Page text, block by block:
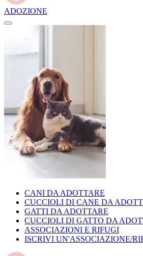
ADOZIONE
CANI DA ADOTTARE
CUCCIOLI DI CANE DA
GATTI DA ADOTTARE
CUCCIOLI DI GATTO DA
ASSOCIAZIONI E RIFUGI
ISCRIVI UN'ASSOCIAZIONE/